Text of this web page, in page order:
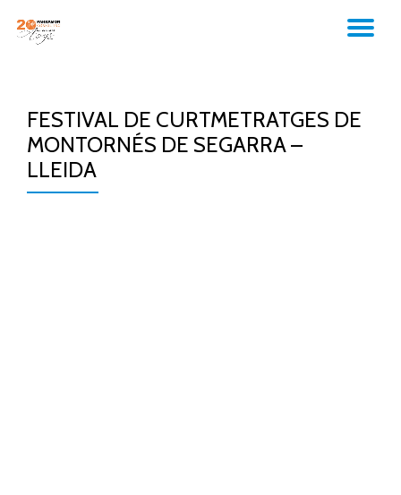
FESTIVAL DE CURTMETRATGES DE
MONTORNÉS DE SEGARRA –
LLEIDA